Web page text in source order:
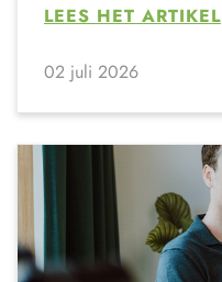
LEES HET ARTIKEL
02 juli 2026